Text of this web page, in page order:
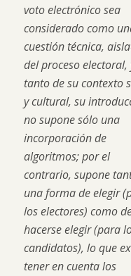
voto electrónico sea
considerado como
cuestión técnica,
del proceso electoral,
tanto de su contexto
y cultural, su
no supone sólo una
incorporación de
algoritmos; por el
contrario, supone
una forma de elegir
los electores) como
hacerse elegir (para
candidatos), lo que
tener en cuenta los